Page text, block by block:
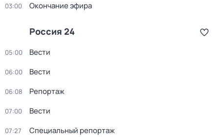
03:00 Окончание эфира
Россия 24
05:00 Вести
06:00 Вести
06:08 Репортаж
07:00 Вести
07:27 Специальный репортаж